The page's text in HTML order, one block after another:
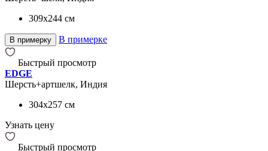
309x244 см
В примерку В примерке
Быстрый просмотр
EDGE
Шерсть+артшелк, Индия
304x257 см
Узнать цену
Быстрый просмотр